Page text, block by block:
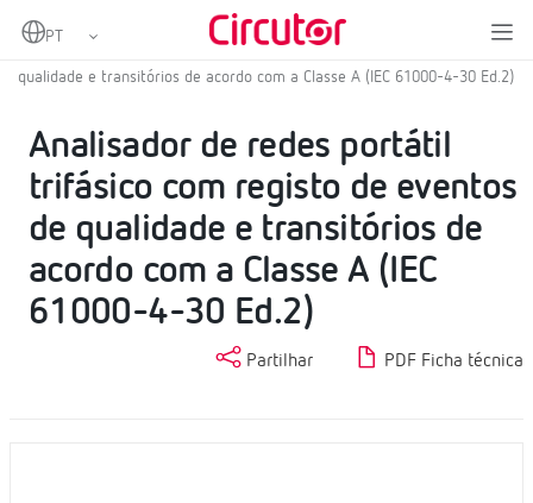
Home
Analisadores de red portáteis
qualidade e transitórios de acordo com a Classe A (IEC 61000-4-30 Ed.2)
Analisador de redes portátil
trifásico com registo de eventos
de qualidade e transitórios de
acordo com a Classe A (IEC
61000-4-30 Ed.2)
Partilhar PDF Ficha técnica